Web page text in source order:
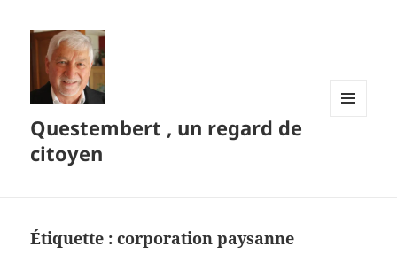
Questembert , un regard de
citoyen
Étiquette :corporation paysanne